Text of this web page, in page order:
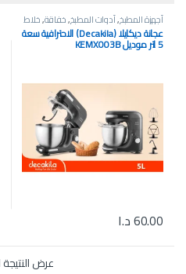
أجهزة المطبخ,أدوات المطبخ,خفاقة,خلاط
يدوي,عجانات عجانة ديكايلا (Decakila) الاحترافية سعة
5 لتر موديل KEMX003B
60.00د.ا
عرض